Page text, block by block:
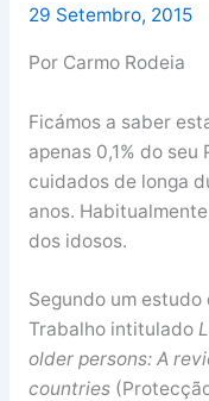
29 Setembro, 2015
Por Carmo Rodeia
Ficámos a saber
apenas 0,1% do
cuidados de longa
anos.
dos idosos.
Segundo um
Trabalho intitulado
older persons: A
countries